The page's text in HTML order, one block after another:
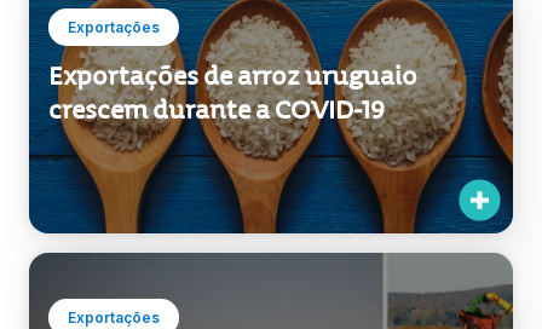
Exportações
Exportações de arroz uruguaio
crescem durante a COVID-19
Exportações